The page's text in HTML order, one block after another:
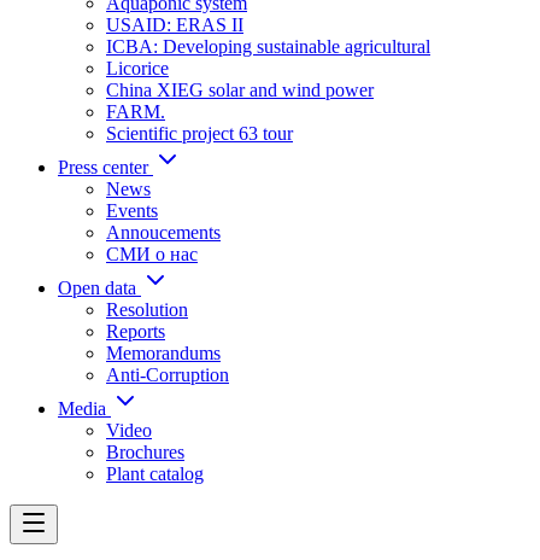
USAID: ERAS II
ICBA: Developing sustainable agricultural
Licorice
China XIEG solar and wind power
FARM.
Scientific project 63 tour
Press center
News
Events
Annoucements
СМИ о нас
Open data
Resolution
Reports
Memorandums
Anti-Corruption
Media
Video
Brochures
Plant catalog